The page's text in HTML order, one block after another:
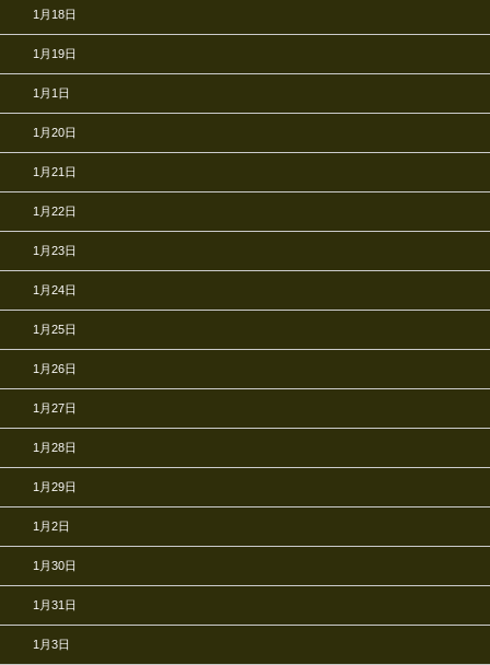
1月18日
1月19日
1月1日
1月20日
1月21日
1月22日
1月23日
1月24日
1月25日
1月26日
1月27日
1月28日
1月29日
1月2日
1月30日
1月31日
1月3日